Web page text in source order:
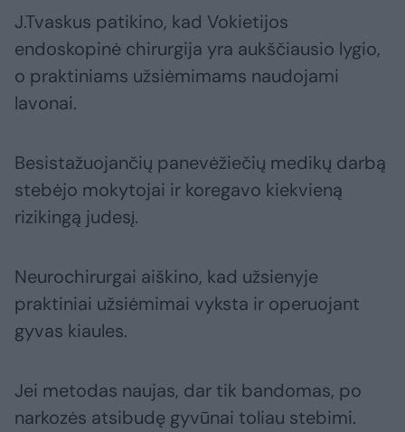
J.Tvaskus patikino, kad Vokietijos
endoskopinė chirurgija yra aukščiausio lygio,
o praktiniams užsiėmimams naudojami
lavonai.
Besistažuojančių panevėžiečių medikų darbą
stebėjo mokytojai ir koregavo kiekvieną
rizikingą judesį.
Neurochirurgai aiškino, kad užsienyje
praktiniai užsiėmimai vyksta ir operuojant
gyvas kiaules.
Jei metodas naujas, dar tik bandomas, po
narkozės atsibudę gyvūnai toliau stebimi.